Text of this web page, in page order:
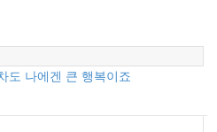
도 나에겐 큰 행복이죠